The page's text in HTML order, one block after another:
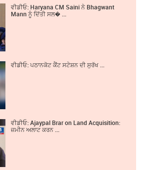
ਵੀਡੀਓ: Haryana CM Saini ਨੇ Bhagwant
Mann ਨੂੰ ਦਿੱਤੀ ਸਲ� ...
ਵੀਡੀਓ: ਪਠਾਨਕੋਟ ਕੈਂਟ ਸਟੇਸ਼ਨ ਦੀ ਸੁਰੱਖ ...
ਵੀਡੀਓ: Ajaypal Brar on Land Acquisition:
ਜ਼ਮੀਨ ਅਲਾਟ ਕਰਨ ...